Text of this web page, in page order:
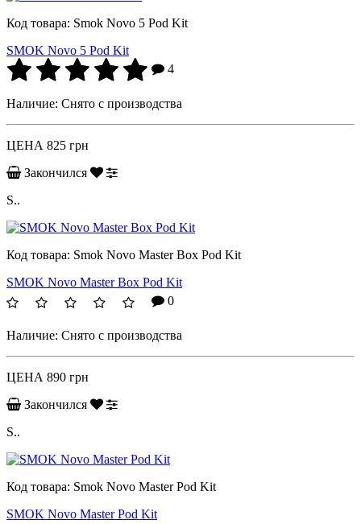
Код товара: Smok Novo 5 Pod Kit
SMOK Novo 5 Pod Kit
4
Наличие: Снято с производства
ЦЕНА 825 грн
Закончился
S..
Код товара: Smok Novo Master Box Pod Kit
SMOK Novo Master Box Pod Kit
0
Наличие: Снято с производства
ЦЕНА 890 грн
Закончился
S..
Код товара: Smok Novo Master Pod Kit
SMOK Novo Master Pod Kit